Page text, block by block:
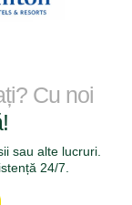
Cu noi
sau alte lucruri.
24/7.